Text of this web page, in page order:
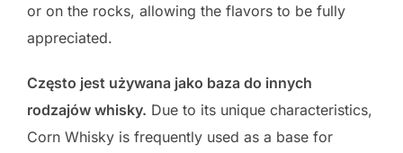
or on the rocks, allowing the flavors to be fully
appreciated.
Często jest używana jako baza do innych
rodzajów whisky. Due to its unique characteristics,
Corn Whisky is frequently used as a base for